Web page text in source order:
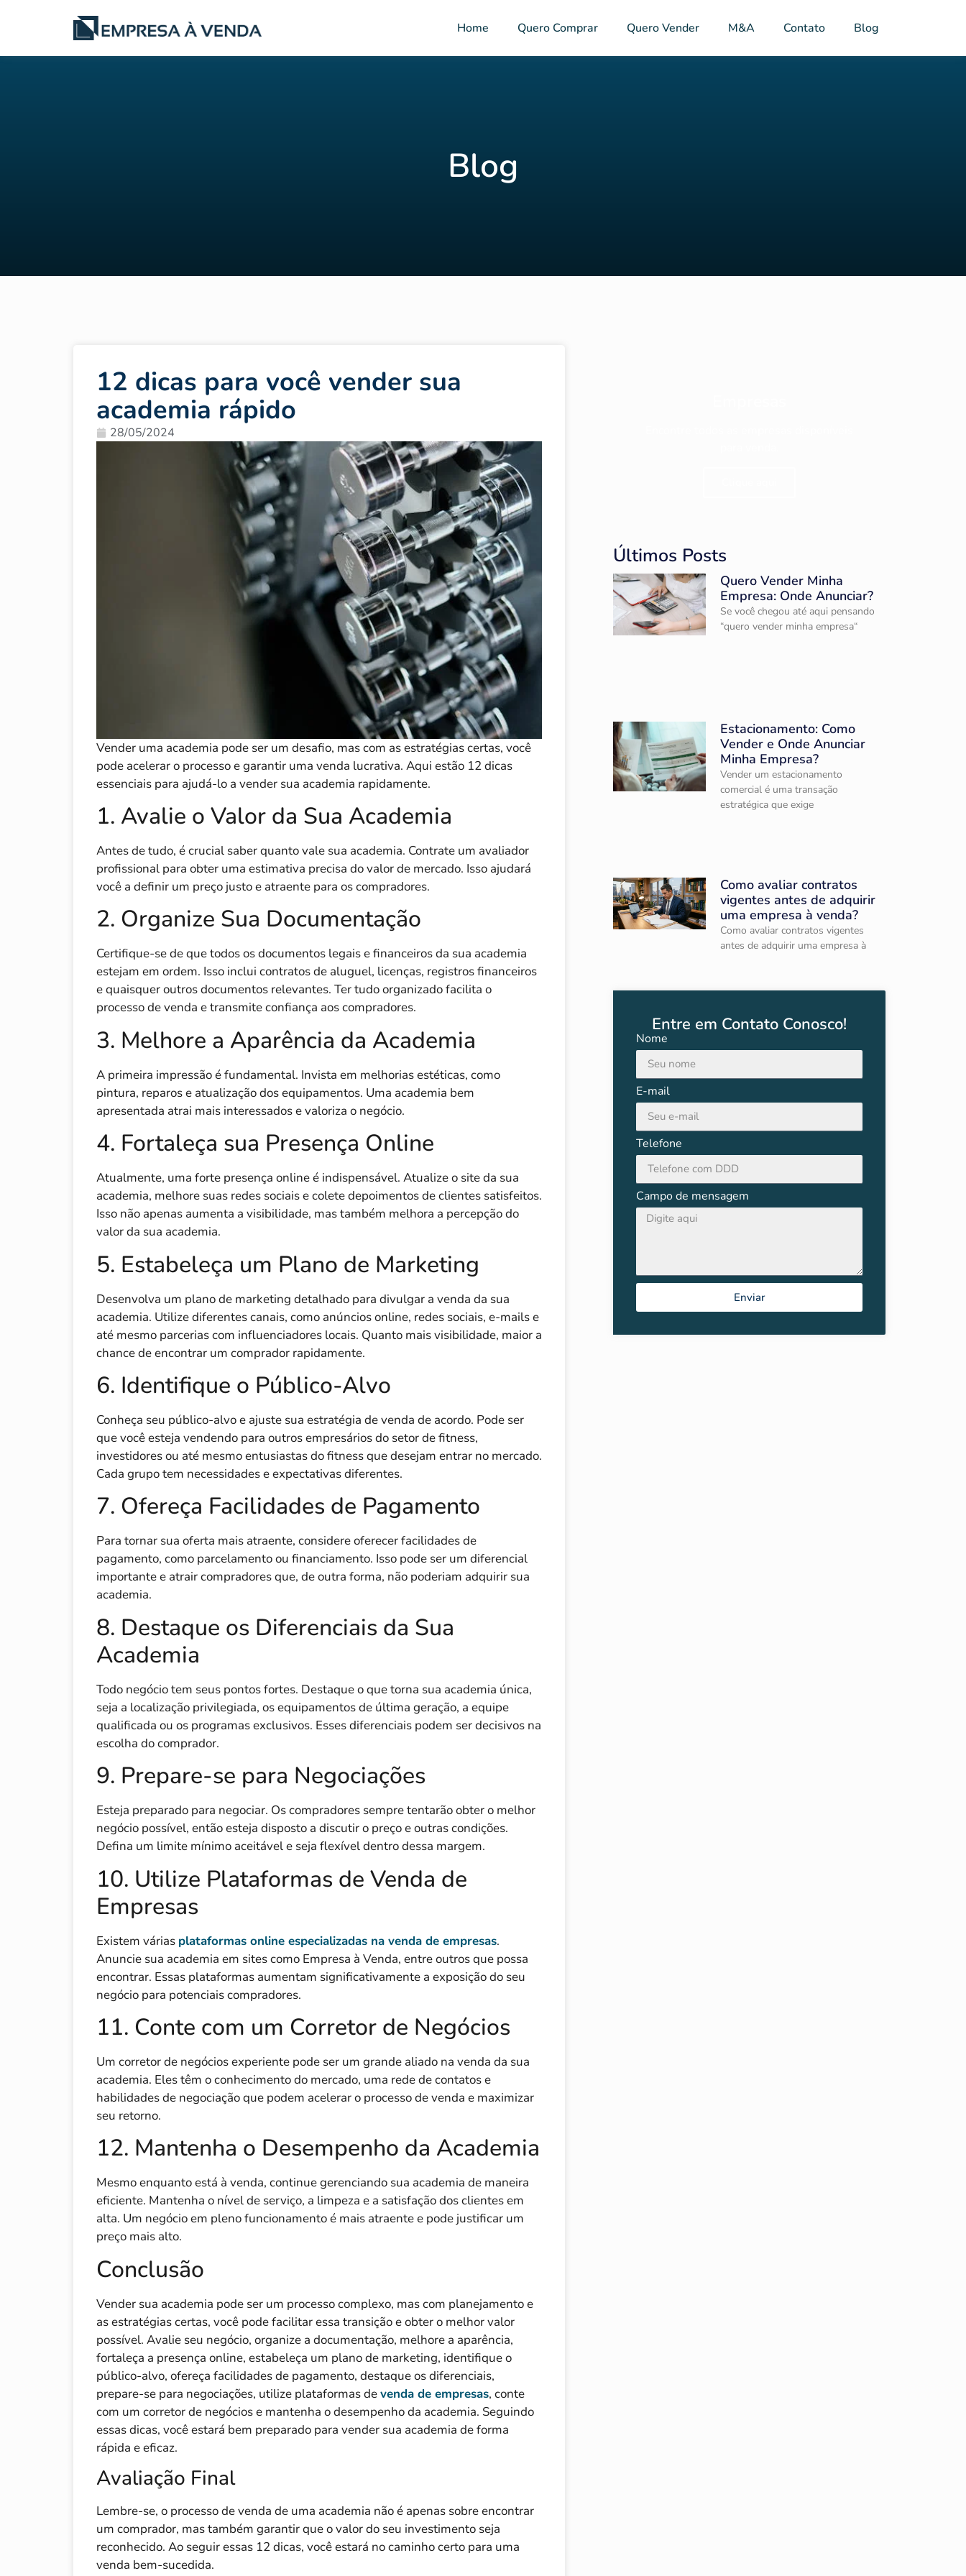
Home Quero Comprar Quero Vender M&A Contato Blog
Blog
12 dicas para você vender sua
academia rápido
28/05/2024
Vender uma academia pode ser um desafio, mas com as estratégias certas, você
pode acelerar o processo e garantir uma venda lucrativa. Aqui estão 12 dicas
essenciais para ajudá-lo a vender sua academia rapidamente.
1. Avalie o Valor da Sua Academia
Antes de tudo, é crucial saber quanto vale sua academia. Contrate um avaliador
profissional para obter uma estimativa precisa do valor de mercado. Isso ajudará
você a definir um preço justo e atraente para os compradores.
2. Organize Sua Documentação
Certifique-se de que todos os documentos legais e financeiros da sua academia
estejam em ordem. Isso inclui contratos de aluguel, licenças, registros financeiros
e quaisquer outros documentos relevantes. Ter tudo organizado facilita o
processo de venda e transmite confiança aos compradores.
3. Melhore a Aparência da Academia
A primeira impressão é fundamental. Invista em melhorias estéticas, como
pintura, reparos e atualização dos equipamentos. Uma academia bem
apresentada atrai mais interessados e valoriza o negócio.
4. Fortaleça sua Presença Online
Atualmente, uma forte presença online é indispensável. Atualize o site da sua
academia, melhore suas redes sociais e colete depoimentos de clientes satisfeitos.
Isso não apenas aumenta a visibilidade, mas também melhora a percepção do
valor da sua academia.
5. Estabeleça um Plano de Marketing
Desenvolva um plano de marketing detalhado para divulgar a venda da sua
academia. Utilize diferentes canais, como anúncios online, redes sociais, e-mails e
até mesmo parcerias com influenciadores locais. Quanto mais visibilidade, maior a
chance de encontrar um comprador rapidamente.
6. Identifique o Público-Alvo
Conheça seu público-alvo e ajuste sua estratégia de venda de acordo. Pode ser
que você esteja vendendo para outros empresários do setor de fitness,
investidores ou até mesmo entusiastas do fitness que desejam entrar no mercado.
Cada grupo tem necessidades e expectativas diferentes.
7. Ofereça Facilidades de Pagamento
Para tornar sua oferta mais atraente, considere oferecer facilidades de
pagamento, como parcelamento ou financiamento. Isso pode ser um diferencial
importante e atrair compradores que, de outra forma, não poderiam adquirir sua
academia.
8. Destaque os Diferenciais da Sua
Academia
Todo negócio tem seus pontos fortes. Destaque o que torna sua academia única,
seja a localização privilegiada, os equipamentos de última geração, a equipe
qualificada ou os programas exclusivos. Esses diferenciais podem ser decisivos na
escolha do comprador.
9. Prepare-se para Negociações
Esteja preparado para negociar. Os compradores sempre tentarão obter o melhor
negócio possível, então esteja disposto a discutir o preço e outras condições.
Defina um limite mínimo aceitável e seja flexível dentro dessa margem.
10. Utilize Plataformas de Venda de
Empresas
Existem várias plataformas online especializadas na venda de empresas.
Anuncie sua academia em sites como Empresa à Venda, entre outros que possa
encontrar. Essas plataformas aumentam significativamente a exposição do seu
negócio para potenciais compradores.
11. Conte com um Corretor de Negócios
Um corretor de negócios experiente pode ser um grande aliado na venda da sua
academia. Eles têm o conhecimento do mercado, uma rede de contatos e
habilidades de negociação que podem acelerar o processo de venda e maximizar
seu retorno.
12. Mantenha o Desempenho da Academia
Mesmo enquanto está à venda, continue gerenciando sua academia de maneira
eficiente. Mantenha o nível de serviço, a limpeza e a satisfação dos clientes em
alta. Um negócio em pleno funcionamento é mais atraente e pode justificar um
preço mais alto.
Conclusão
Vender sua academia pode ser um processo complexo, mas com planejamento e
as estratégias certas, você pode facilitar essa transição e obter o melhor valor
possível. Avalie seu negócio, organize a documentação, melhore a aparência,
fortaleça a presença online, estabeleça um plano de marketing, identifique o
público-alvo, ofereça facilidades de pagamento, destaque os diferenciais,
prepare-se para negociações, utilize plataformas devenda de empresas, conte
com um corretor de negócios e mantenha o desempenho da academia. Seguindo
essas dicas, você estará bem preparado para vender sua academia de forma
rápida e eficaz.
Avaliação Final
Lembre-se, o processo de venda de uma academia não é apenas sobre encontrar
um comprador, mas também garantir que o valor do seu investimento seja
reconhecido. Ao seguir essas 12 dicas, você estará no caminho certo para uma
venda bem-sucedida.
Últimos Posts
Quero Vender Minha
Empresa: Onde Anunciar?
Se você chegou até aqui pensando
“quero vender minha empresa“
Estacionamento: Como
Vender e Onde Anunciar
Minha Empresa?
Vender um estacionamento
comercial é uma transação
estratégica que exige
Como avaliar contratos
vigentes antes de adquirir
uma empresa à venda?
Como avaliar contratos vigentes
antes de adquirir uma empresa à
Entre em Contato Conosco!
Nome
E-mail
Telefone
Campo de mensagem
Enviar